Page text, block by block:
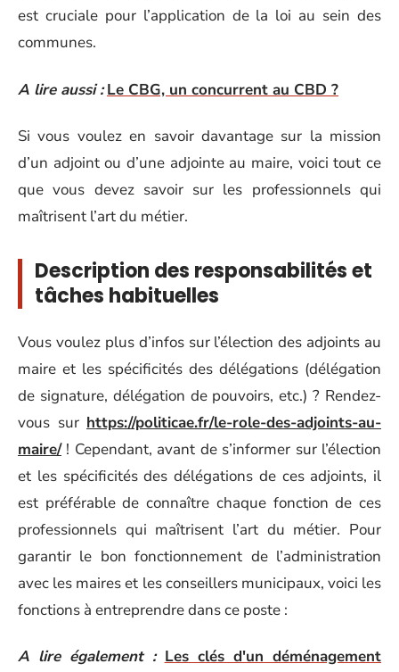
est cruciale pour l’application de la loi au sein des
communes.
A lire aussi : Le CBG, un concurrent au CBD ?
Si vous voulez en savoir davantage sur la mission
d’un adjoint ou d’une adjointe au maire, voici tout ce
que vous devez savoir sur les professionnels qui
maîtrisent l’art du métier.
Description des responsabilités et
tâches habituelles
Vous voulez plus d’infos sur l’élection des adjoints au
maire et les spécificités des délégations (délégation
de signature, délégation de pouvoirs, etc.) ? Rendez-
vous sur https://politicae.fr/le-role-des-adjoints-au-
maire/! Cependant, avant de s’informer sur l’élection
et les spécificités des délégations de ces adjoints, il
est préférable de connaître chaque fonction de ces
professionnels qui maîtrisent l’art du métier. Pour
garantir le bon fonctionnement de l’administration
avec les maires et les conseillers municipaux, voici les
fonctions à entreprendre dans ce poste :
A lire également : Les clés d'un déménagement